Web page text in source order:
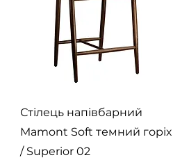
Швидкий перегляд
Стілець напівбарний
Mamont Soft темний горіх
/ Superior 02